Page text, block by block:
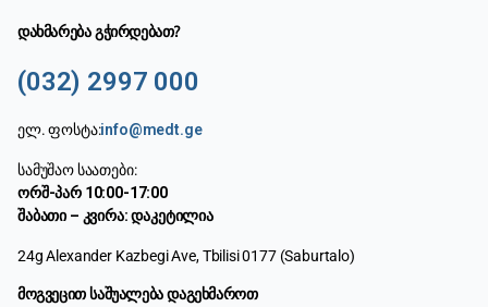
დახმარება გჭირდებათ?
(032) 2997 000
ელ. ფოსტა:info@medt.ge
სამუშაო საათები:
ორშ-პარ 10:00-17:00
შაბათი – კვირა: დაკეტილია
24g Alexander Kazbegi Ave, Tbilisi 0177 (Saburtalo)
მოგვეცით საშუალება დაგეხმაროთ